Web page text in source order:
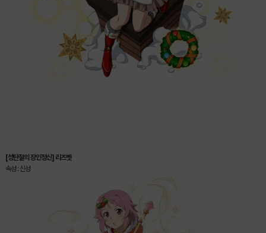
[성탄절의 장인정신] 리즈벳
속성 : 신성